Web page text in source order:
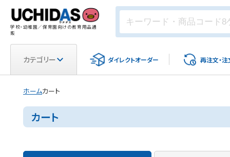
学校・幼稚園／保育園向けの教育用品通
販
カテゴリー ダイレクトオーダー 再注文・注
ホームカート
カート